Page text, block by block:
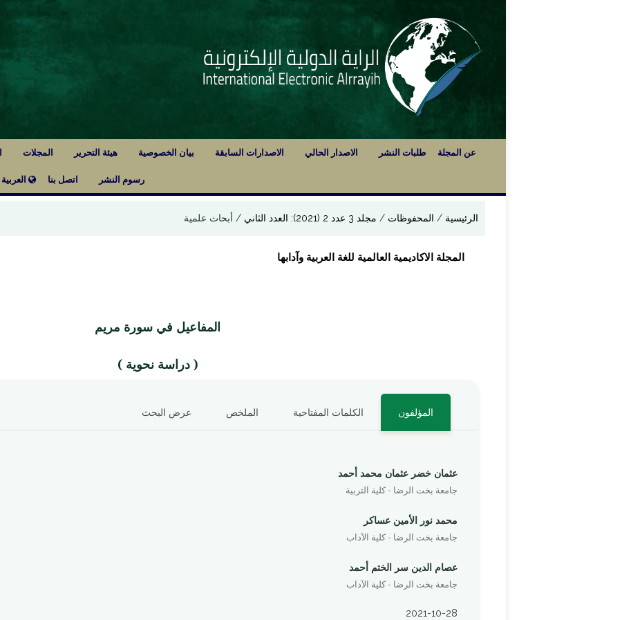
عن المجلة طلبات النشر الاصدار الحالي الاصدارات السابقة بيان الخصوصية هيئة التحرير المجلات
رسوم النشر اتصل بنا العربية
الرئيسية/ المحفوظات/ مجلد 3 عدد 2 (2021): العدد الثاني / أبحاث علمية
المجلة الاكاديمية العالمية للغة العربية وآدابها
المفاعيل في سورة مريم
( دراسة نحوية )
المؤلفون الكلمات المفتاحية الملخص عرض البحث
عثمان خضر عثمان محمد أحمد
جامعة بخت الرضا - كلية التربية
محمد نور الأمين عساكر
جامعة بخت الرضا - كلية الآداب
عصام الدين سر الختم أحمد
جامعة بخت الرضا - كلية الآداب
2021-10-28